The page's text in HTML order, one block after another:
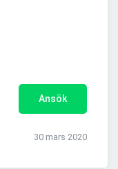
Ansök
30 mars 2020